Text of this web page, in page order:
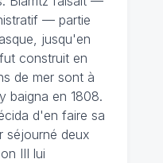
— partie
jusqu'en
construit en
de mer sont à
baigna en 1808.
d'en faire sa
séjourné deux
III lui